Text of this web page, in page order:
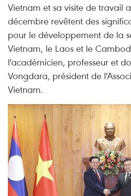
Vietnam et sa visite de travail
décembre revêtent des
pour le développement de la
Vietnam, le Laos et le
l'académicien, professeur et
Vongdara, président de
Vietnam.